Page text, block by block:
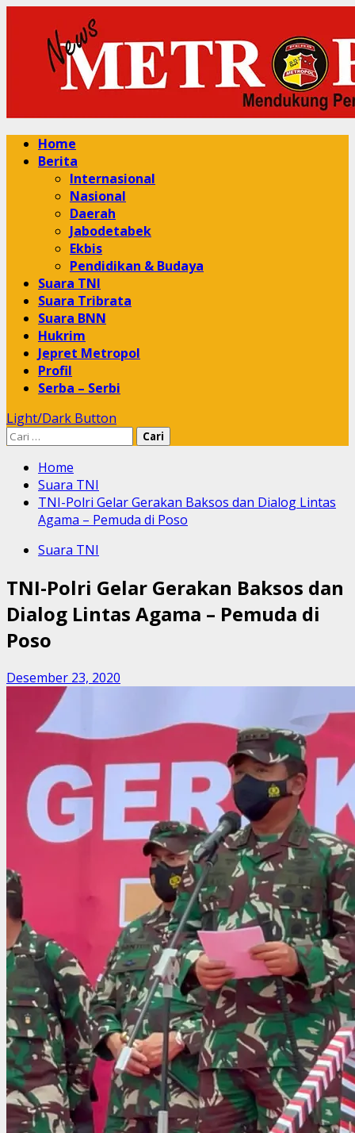
content
Primary
Menu
Home
Berita
Internasional
Nasional
Daerah
Jabodetabek
Ekbis
Pendidikan & Budaya
Suara TNI
Suara Tribrata
Suara BNN
Hukrim
Jepret Metropol
Profil
Serba – Serbi
Light/Dark Button
Cari
Home
Suara TNI
TNI-Polri Gelar Gerakan Baksos dan Dialog Lintas
Agama – Pemuda di Poso
Suara TNI
TNI-Polri Gelar Gerakan Baksos dan
Dialog Lintas Agama – Pemuda di
Poso
Desember 23, 2020